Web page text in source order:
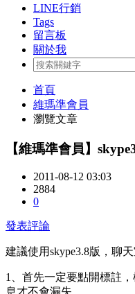
LINE行銷
Tags
留言板
關於我
首頁
維瑪準會員
瀏覽文章
【維瑪準會員】
2011-08-12 03:03
2884
0
發表評論
建議使用skype3.8版，聊
1、首先一定要點開標註